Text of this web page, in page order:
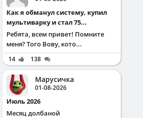
Как я обманул систему, купил
мультиварку и стал 75...
Ребята, всем привет! Помните
меня? Того Вову, кото...
14 138
Марусичка
01-08-2026
Июль 2026
Месяц долбаной